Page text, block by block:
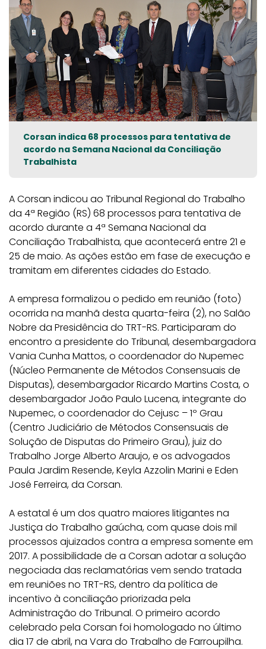
Corsan indica 68 processos para tentativa de
acordo na Semana Nacional da Conciliação
Trabalhista
A Corsan indicou ao Tribunal Regional do Trabalho
da 4ª Região (RS) 68 processos para tentativa de
acordo durante a 4ª Semana Nacional da
Conciliação Trabalhista, que acontecerá entre 21 e
25 de maio. As ações estão em fase de execução e
tramitam em diferentes cidades do Estado.
A empresa formalizou o pedido em reunião (foto)
ocorrida na manhã desta quarta-feira (2), no Salão
Nobre da Presidência do TRT-RS. Participaram do
encontro a presidente do Tribunal, desembargadora
Vania Cunha Mattos, o coordenador do Nupemec
(Núcleo Permanente de Métodos Consensuais de
Disputas), desembargador Ricardo Martins Costa, o
desembargador João Paulo Lucena, integrante do
Nupemec, o coordenador do Cejusc – 1º Grau
(Centro Judiciário de Métodos Consensuais de
Solução de Disputas do Primeiro Grau), juiz do
Trabalho Jorge Alberto Araujo, e os advogados
Paula Jardim Resende, Keyla Azzolin Marini e Eden
José Ferreira, da Corsan.
A estatal é um dos quatro maiores litigantes na
Justiça do Trabalho gaúcha, com quase dois mil
processos ajuizados contra a empresa somente em
2017. A possibilidade de a Corsan adotar a solução
negociada das reclamatórias vem sendo tratada
em reuniões no TRT-RS, dentro da política de
incentivo à conciliação priorizada pela
Administração do Tribunal. O primeiro acordo
celebrado pela Corsan foi homologado no último
dia 17 de abril, na Vara do Trabalho de Farroupilha.